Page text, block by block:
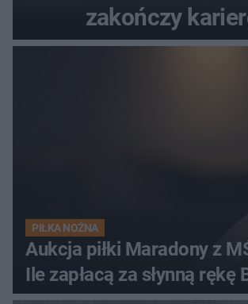
zakończy
PIŁKA NOŻNA
Aukcja piłki Maradony z
Ile zapłacą za słynną rękę